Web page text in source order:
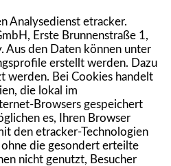
Analysedienst etracker.
Erste Brunnenstraße 1,
Aus den Daten können unter
erstellt werden. Dazu
werden. Bei Cookies handelt
die lokal im
Browsers gespeichert
es, Ihren Browser
den etracker-Technologien
die gesondert erteilte
nicht genutzt, Besucher